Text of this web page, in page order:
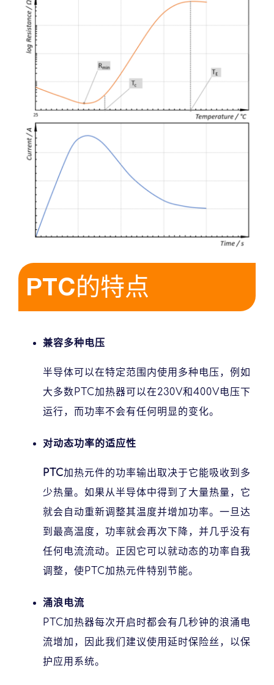
PTC的特点
兼容多种电压
半导体可以在特定范围内使用多种电压，例如
大多数PTC加热器可以在230V和400V电压下
运行，而功率不会有任何明显的变化。
对动态功率的适应性
PTC加热元件的功率输出取决于它能吸收到多
少热量。如果从半导体中得到了大量热量，它
就会自动重新调整其温度并增加功率。一旦达
到最高温度，功率就会再次下降，并几乎没有
任何电流流动。正因它可以就动态的功率自我
调整，使PTC加热元件特别节能。
涌浪电流
PTC加热器每次开启时都会有几秒钟的浪涌电
流增加，因此我们建议使用延时保险丝，以保
护应用系统。